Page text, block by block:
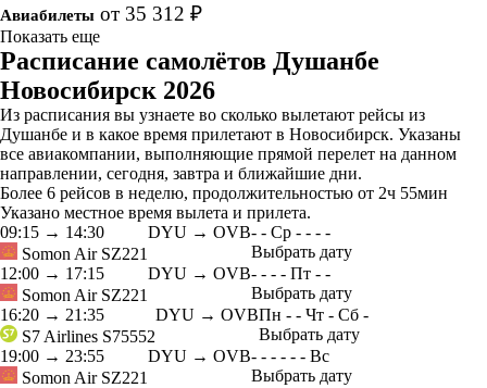
Авиабилеты от 35 312 ₽
Показать еще
Расписание самолётов Душанбе
Новосибирск 2026
Из расписания вы узнаете во сколько вылетают рейсы из
Душанбе и в какое время прилетают в Новосибирск. Указаны
все авиакомпании, выполняющие прямой перелет на данном
направлении, сегодня, завтра и ближайшие дни.
Более 6 рейсов в неделю, продолжительностью от 2ч 55мин
Указано местное время вылета и прилета.
09:15 → 14:30
Somon Air SZ221
DYU → OVB- - Ср - - - -
Выбрать дату
12:00 → 17:15
Somon Air SZ221
DYU → OVB- - - - Пт - -
Выбрать дату
16:20 → 21:35
S7 Airlines S75552
DYU → OVBПн - - Чт - Сб -
Выбрать дату
19:00 → 23:55
Somon Air SZ221
DYU → OVB- - - - - - Вс
Выбрать дату